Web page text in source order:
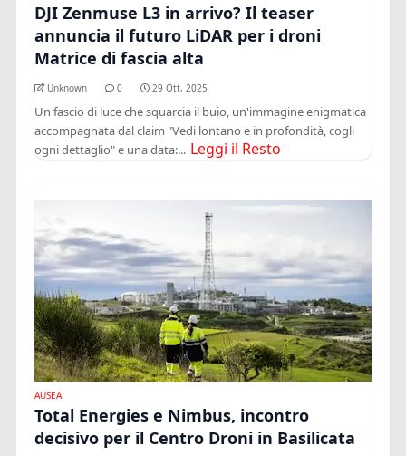
DJI Zenmuse L3 in arrivo? Il teaser
annuncia il futuro LiDAR per i droni
Matrice di fascia alta
Unknown 0 29 Ott, 2025
Un fascio di luce che squarcia il buio, un'immagine enigmatica
accompagnata dal claim "Vedi lontano e in profondità, cogli
ogni dettaglio" e una data:... Leggi il Resto
AUSEA
Total Energies e Nimbus, incontro
decisivo per il Centro Droni in Basilicata